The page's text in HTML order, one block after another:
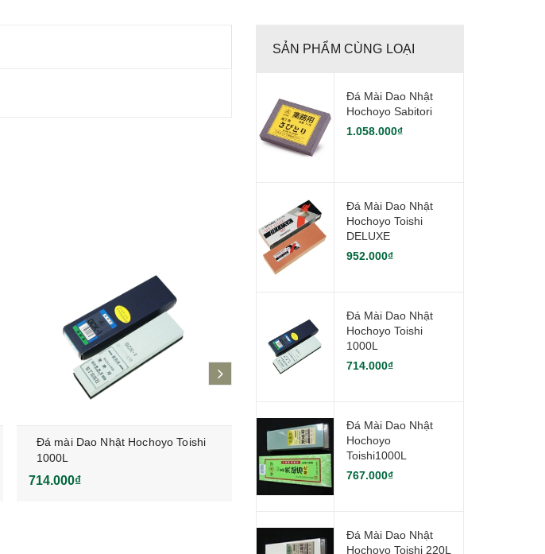
Đá mài Dao Nhật Hochoyo Toishi
1000L
714.000₫
Đá mài Dao Nhật Hochoyo
Toishi1000L
767.000₫
SẢN PHẨM CÙNG LOẠI
Đá Mài Dao Nhật
Hochoyo Sabitori
1.058.000₫
Đá Mài Dao Nhật
Hochoyo Toishi
DELUXE
952.000₫
Đá Mài Dao Nhật
Hochoyo Toishi
1000L
714.000₫
Đá Mài Dao Nhật
Hochoyo
Toishi1000L
767.000₫
Đá Mài Dao Nhật
Hochoyo Toishi 220L